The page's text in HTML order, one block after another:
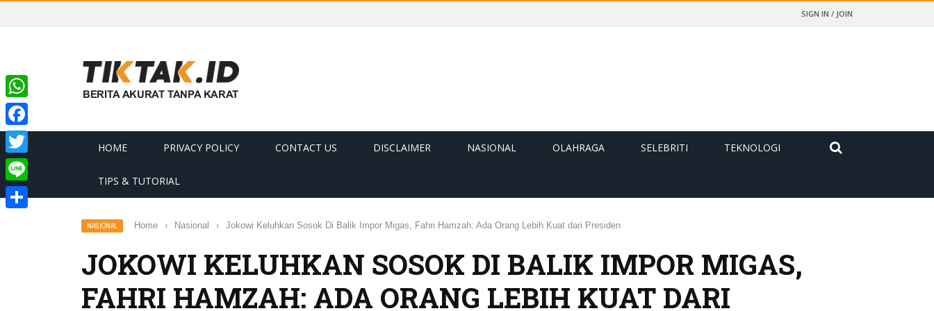
SIGN IN / JOIN
HOME PRIVACY POLICY CONTACT US DISCLAIMER NASIONAL OLAHRAGA SELEBRITI TEKNOLOGI
TIPS & TUTORIAL
NASIONAL Home › Nasional › Jokowi Keluhkan Sosok Di Balik Impor Migas, Fahri Hamzah: Ada Orang Lebih Kuat dari Presiden
JOKOWI KELUHKAN SOSOK DI BALIK IMPOR MIGAS,
FAHRI HAMZAH: ADA ORANG LEBIH KUAT DARI
WhatsApp
Facebook
Twitter
Line